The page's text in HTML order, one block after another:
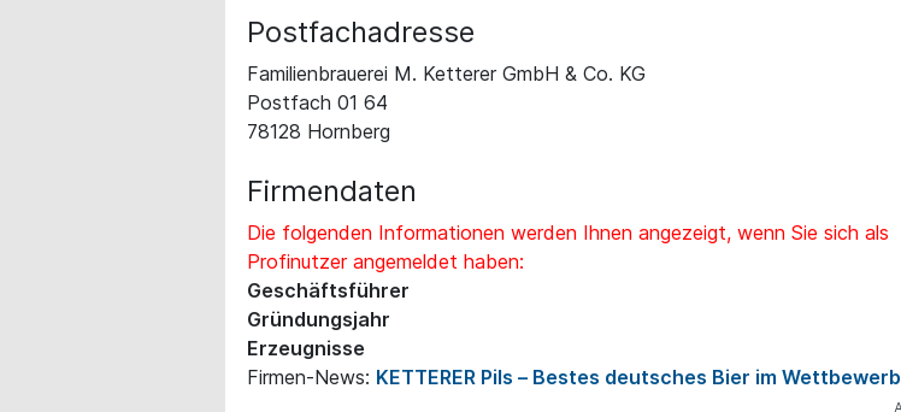
Postfachadresse
Familienbrauerei M. Ketterer GmbH & Co. KG
Postfach 01 64
78128 Hornberg
Firmendaten
Die folgenden Informationen werden Ihnen angezeigt, wenn Sie sich als
Profinutzer angemeldet haben:
Geschäftsführer
Gründungsjahr
Erzeugnisse
Firmen-News: KETTERER Pils – Bestes deutsches Bier im Wettbewerb